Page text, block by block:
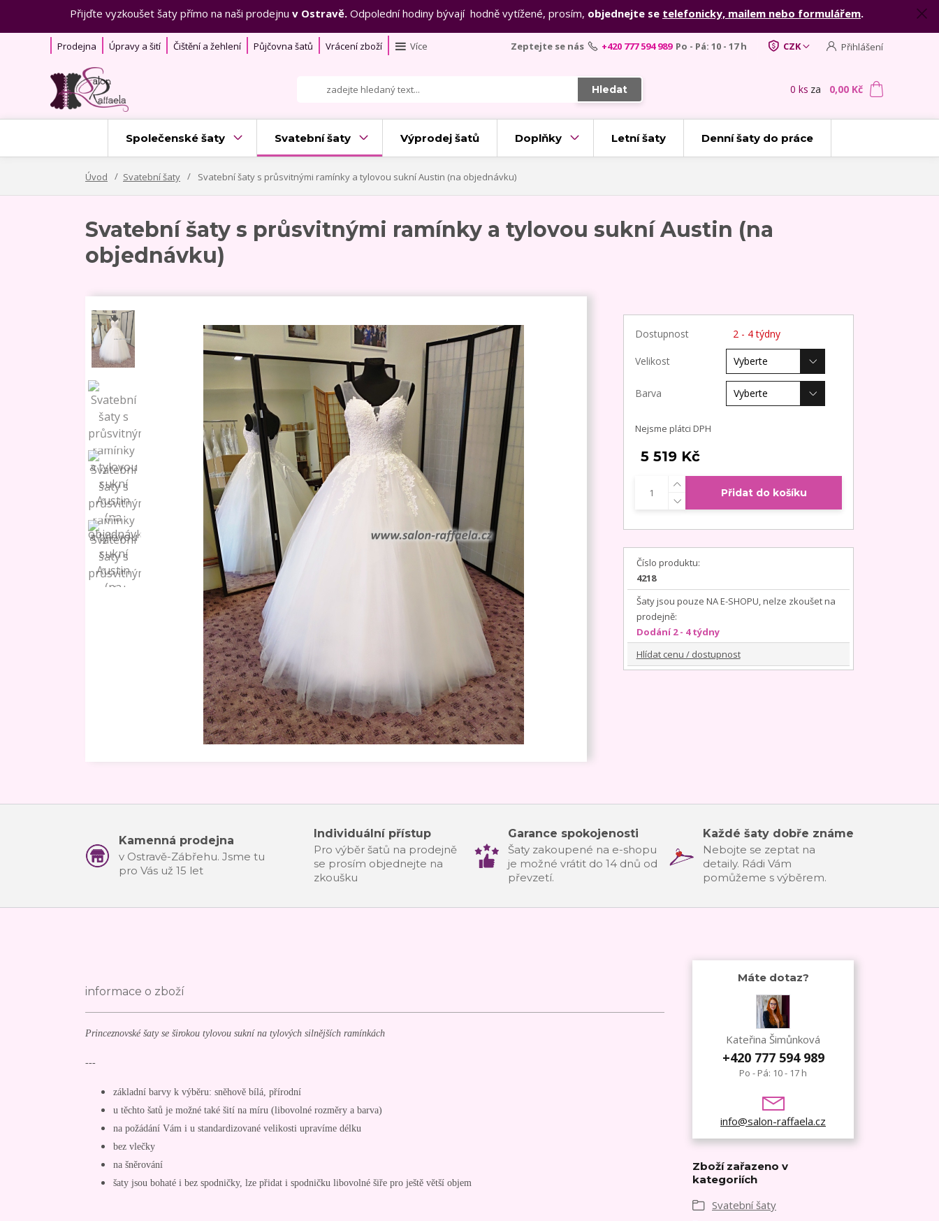
Přijďte vyzkoušet šaty přímo na naši prodejnu v Ostravě. Odpolední hodiny bývají hodně vytížené, prosím, objednejte se telefonicky, mailem nebo formulářem.
Prodejna Úpravy a šití Čištění a žehlení Půjčovna šatů Vrácení zboží Více CZK Přihlášení
Hledat
Zeptejte se nás +420 777 594 989 Po - Pá: 10 - 17 h
0 ks za 0,00 Kč
Společenské šaty Svatební šaty Výprodej šatů Doplňky Letní šaty Denní šaty do práce
Úvod Svatební šaty Svatební šaty s průsvitnými ramínky a tylovou sukní Austin (na objednávku)
Svatební šaty s průsvitnými ramínky a tylovou sukní Austin (na
objednávku)
Dostupnost 2 - 4 týdny
Velikost
Barva
Nejsme plátci DPH
5 519 Kč
Přidat do košíku
Číslo produktu:
4218
Šaty jsou pouze NA E-SHOPU, nelze zkoušet na
prodejně:
Dodání 2 - 4 týdny
Hlídat cenu / dostupnost
Kamenná prodejna
v Ostravě-Zábřehu. Jsme tu
pro Vás už 15 let
Individuální přístup
Pro výběr šatů na prodejně
se prosím objednejte na
zkoušku
Garance spokojenosti
Šaty zakoupené na e-shopu
je možné vrátit do 14 dnů od
převzetí.
Každé šaty dobře známe
Nebojte se zeptat na
detaily. Rádi Vám
pomůžeme s výběrem.
informace o zboží
Princeznovské šaty se širokou tylovou sukní na tylových silnějších ramínkách
---
základní barvy k výběru: sněhově bílá, přírodní
u těchto šatů je možné také šití na míru (libovolné rozměry a barva)
na požádání Vám i u standardizované velikosti upravíme délku
bez vlečky
na šněrování
šaty jsou bohaté i bez spodničky, lze přidat i spodničku libovolné šiře pro ještě větší objem
Máte dotaz?
Kateřina Šimůnková
+420 777 594 989
Po - Pá: 10 - 17 h
info@salon-raffaela.cz
Zboží zařazeno v
kategoriích
Svatební šaty